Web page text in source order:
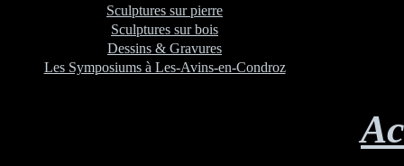
Sculptures sur pierre
Sculptures sur bois
Dessins & Gravures
Les Symposiums à Les-Avins-en-Condroz